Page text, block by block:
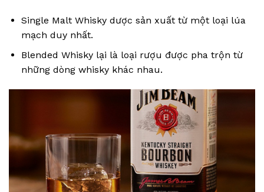
Single Malt Whisky dược sản xuất từ một loại lúa
mạch duy nhất.
Blended Whisky lại là loại rượu được pha trộn từ
những dòng whisky khác nhau.